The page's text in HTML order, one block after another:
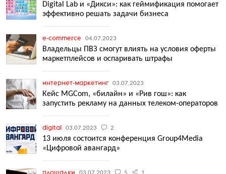
Digital Lab и «Дикси»: как геймификация помогает
эффективно решать задачи бизнеса
e-commerce 04.07.2023
Владельцы ПВЗ смогут влиять на условия оферты
маркетплейсов и оспаривать штрафы
интернет-маркетинг 03.07.2023
Кейс MGCom, «билайн» и «Рив гош»: как
запустить рекламу на данных телеком-операторов
digital 03.07.2023 2
13 июля состоится конференция Group4Media
«Цифровой авангард»
площадки